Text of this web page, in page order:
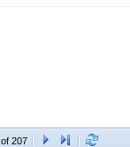
of 207